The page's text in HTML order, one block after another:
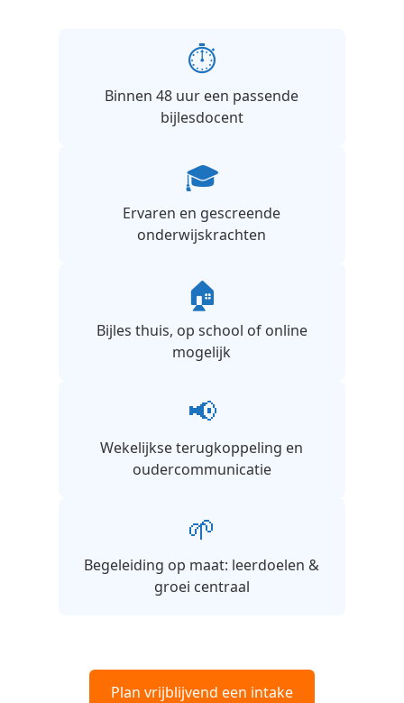
⏱️
Binnen 48 uur een passende
bijlesdocent
🎓
Ervaren en gescreende
onderwijskrachten
🏠
Bijles thuis, op school of online
mogelijk
📢
Wekelijkse terugkoppeling en
oudercommunicatie
🌱
Begeleiding op maat: leerdoelen &
groei centraal
Plan vrijblijvend een intake